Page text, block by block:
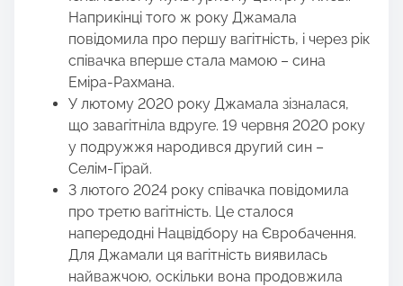
Наприкінці того ж року Джамала
повідомила про першу вагітність, і через рік
співачка вперше стала мамою – сина
Еміра-Рахмана.
У лютому 2020 року Джамала зізналася,
що завагітніла вдруге. 19 червня 2020 року
у подружжя народився другий син –
Селім-Гірай.
3 лютого 2024 року співачка повідомила
про третю вагітність. Це сталося
напередодні Нацвідбору на Євробачення.
Для Джамали ця вагітність виявилась
найважчою, оскільки вона продовжила